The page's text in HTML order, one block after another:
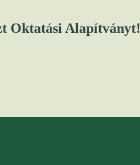
Oktatási Alapítványt!